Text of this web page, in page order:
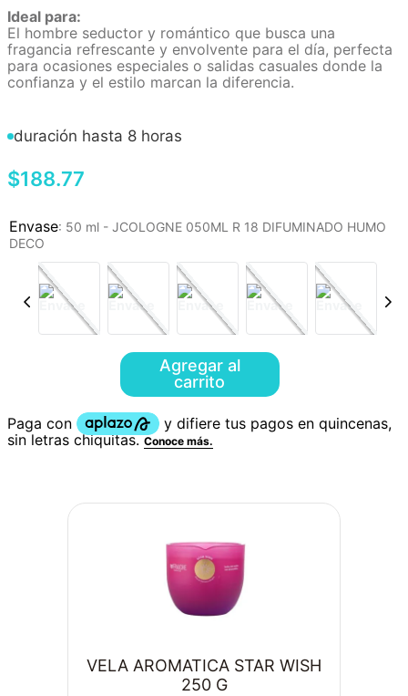
Ideal para:
El hombre seductor y romántico que busca una
fragancia refrescante y envolvente para el día, perfecta
para ocasiones especiales o salidas casuales donde la
confianza y el estilo marcan la diferencia.
duración hasta 8 horas
$188.77
: 50 ml - JCOLOGNE 050ML R 18 DIFUMINADO HUMO
DECO
Agregar al
carrito
VELA AROMATICA STAR WISH
250 G